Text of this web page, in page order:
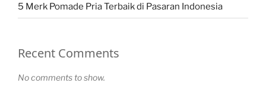
5 Merk Pomade Pria Terbaik di Pasaran Indonesia
Recent Comments
No comments to show.